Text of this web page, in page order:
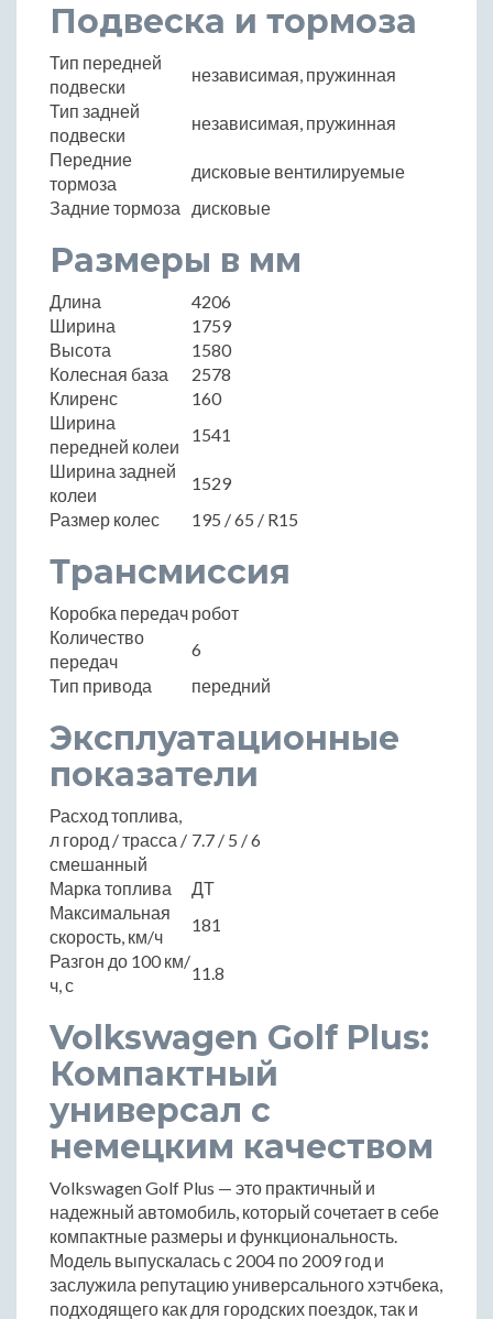
Подвеска и тормоза
Тип передней
подвески
независимая, пружинная
Тип задней
подвески
независимая, пружинная
Передние
тормоза
дисковые вентилируемые
Задние тормоза
дисковые
Размеры в мм
Длина
4206
Ширина
1759
Высота
1580
Колесная база
2578
Клиренс
160
Ширина
передней колеи
1541
Ширина задней
колеи
1529
Размер колес
195 / 65 / R15
Трансмиссия
Коробка передач робот
Количество
передач
6
Тип привода
передний
Эксплуатационные
показатели
Расход топлива,
л город / трасса /
смешанный
7.7 / 5 / 6
Марка топлива
ДТ
Максимальная
скорость, км/ч
181
Разгон до 100 км/
ч, с
11.8
Volkswagen Golf Plus:
Компактный
универсал с
немецким качеством
Volkswagen Golf Plus — это практичный и
надежный автомобиль, который сочетает в себе
компактные размеры и функциональность.
Модель выпускалась с 2004 по 2009 год и
заслужила репутацию универсального хэтчбека,
подходящего как для городских поездок, так и